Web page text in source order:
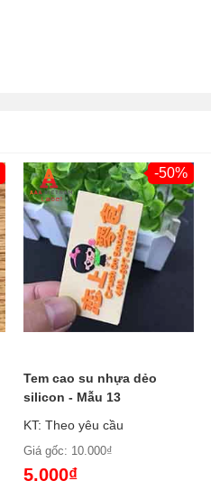
-50%
Tem cao su nhựa dẻo
silicon - Mẫu 13
KT: Theo yêu cầu
Giá gốc: 10.000₫
5.000₫